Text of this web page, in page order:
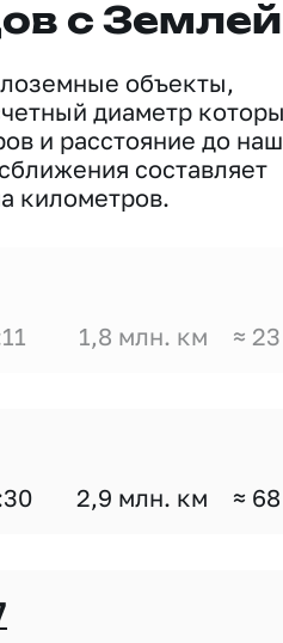
с Землей
объекты,
диаметр
и расстояние до
составляет
километров.
1,8 млн. км ≈
2,9 млн. км ≈